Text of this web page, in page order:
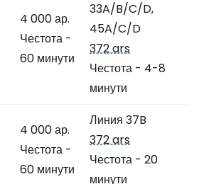
4 000 ар.
Честота -
60 минути
33A/B/C/D,
45A/C/D
372 ars
Честота - 4-8
минути
4 000 ар.
Честота -
60 минути
Линия 37B
372 ars
Честота - 20
минути